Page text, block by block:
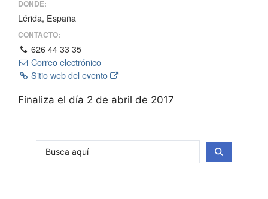
DONDE:
Lérida, España
CONTACTO:
626 44 33 35
Correo electrónico
Sitio web del evento
Finaliza el día 2 de abril de 2017